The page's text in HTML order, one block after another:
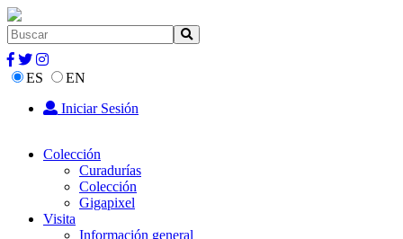
ES
EN
Iniciar Sesión
Colección
Curadurías
Colección
Gigapixel
Visita
Información general